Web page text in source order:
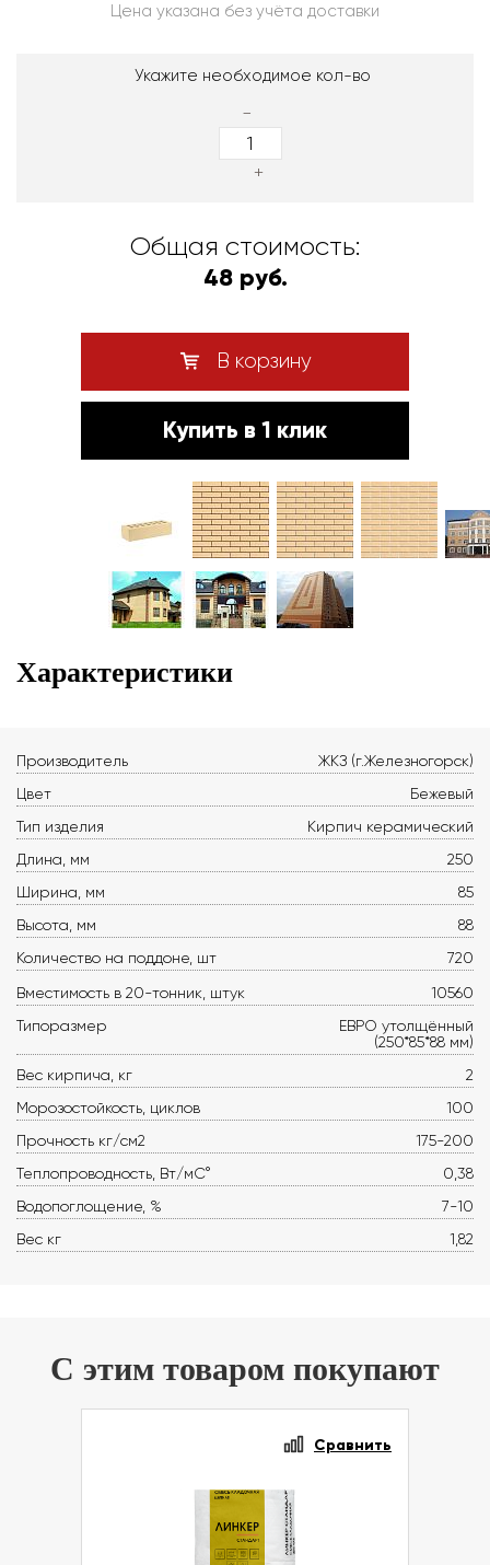
Цена указана без учёта доставки
Укажите необходимое кол-во
-
+
Общая стоимость:
48 руб.
В корзину
Купить в 1 клик
Характеристики
Производитель
ЖКЗ (г.Железногорск)
Цвет
Бежевый
Тип изделия
Кирпич керамический
Длина, мм
250
Ширина, мм
85
Высота, мм
88
Количество на поддоне, шт
720
Вместимость в 20-тонник, штук
10560
Типоразмер
ЕВРО утолщённый
(250*85*88 мм)
Вес кирпича, кг
2
Морозостойкость, циклов
100
Прочность кг/см2
175-200
Теплопроводность, Вт/мС°
0,38
Водопоглощение, %
7-10
Вес кг
1,82
С этим товаром покупают
Сравнить